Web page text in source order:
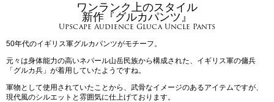
ワンランク上のスタイル
新作『グルカパンツ』
Upscape Audience Gluca Uncle Pants
50年代のイギリス軍グルカパンツがモチーフ。
元々は身体能力の高いネパール山岳民族から構成された、イギリス軍の傭兵
「グルカ兵」が着用していたようですね。
軍物として使用されていたことから、武骨なイメージのあるアイテムですが、
現代風のシルエットと雰囲気に仕上げております。